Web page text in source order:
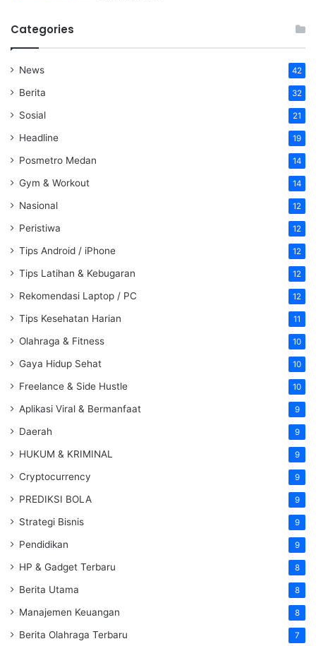
Categories
News 42
Berita 32
Sosial 21
Headline 19
Posmetro Medan 14
Gym & Workout 14
Nasional 12
Peristiwa 12
Tips Android / iPhone 12
Tips Latihan & Kebugaran 12
Rekomendasi Laptop / PC 12
Tips Kesehatan Harian 11
Olahraga & Fitness 10
Gaya Hidup Sehat 10
Freelance & Side Hustle 10
Aplikasi Viral & Bermanfaat 9
Daerah 9
HUKUM & KRIMINAL 9
Cryptocurrency 9
PREDIKSI BOLA 9
Strategi Bisnis 9
Pendidikan 9
HP & Gadget Terbaru 8
Berita Utama 8
Manajemen Keuangan 8
Berita Olahraga Terbaru 7